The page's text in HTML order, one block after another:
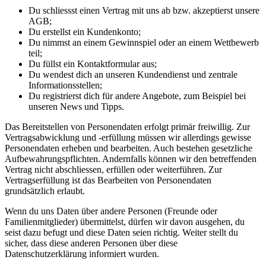
Du schliessst einen Vertrag mit uns ab bzw. akzeptierst unsere
AGB;
Du erstellst ein Kundenkonto;
Du nimmst an einem Gewinnspiel oder an einem Wettbewerb
teil;
Du füllst ein Kontaktformular aus;
Du wendest dich an unseren Kundendienst und zentrale
Informationsstellen;
Du registrierst dich für andere Angebote, zum Beispiel bei
unseren News und Tipps.
Das Bereitstellen von Personendaten erfolgt primär freiwillig. Zur
Vertragsabwicklung und -erfüllung müssen wir allerdings gewisse
Personendaten erheben und bearbeiten. Auch bestehen gesetzliche
Aufbewahrungspflichten. Andernfalls können wir den betreffenden
Vertrag nicht abschliessen, erfüllen oder weiterführen. Zur
Vertragserfüllung ist das Bearbeiten von Personendaten
grundsätzlich erlaubt.
Wenn du uns Daten über andere Personen (Freunde oder
Familienmitglieder) übermittelst, dürfen wir davon ausgehen, du
seist dazu befugt und diese Daten seien richtig. Weiter stellt du
sicher, dass diese anderen Personen über diese
Datenschutzerklärung informiert wurden.